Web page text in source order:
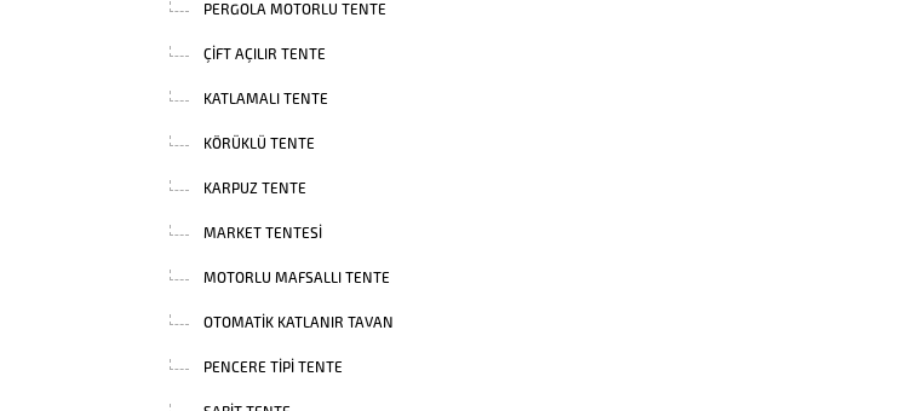
PERGOLA MOTORLU TENTE
ÇIFT AÇILIR TENTE
KATLAMALI TENTE
KÖRÜKLÜ TENTE
KARPUZ TENTE
MARKET TENTESI
MOTORLU MAFSALLI TENTE
OTOMATIK KATLANIR TAVAN
PENCERE TIPI TENTE